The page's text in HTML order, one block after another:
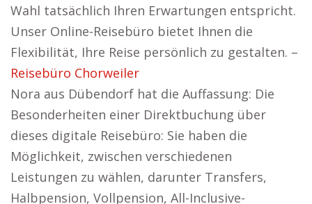
Wahl tatsächlich Ihren Erwartungen entspricht.
Unser Online-Reisebüro bietet Ihnen die
Flexibilität, Ihre Reise persönlich zu gestalten. –
Reisebüro Chorweiler
Nora aus Dübendorf hat die Auffassung: Die
Besonderheiten einer Direktbuchung über
dieses digitale Reisebüro: Sie haben die
Möglichkeit, zwischen verschiedenen
Leistungen zu wählen, darunter Transfers,
Halbpension, Vollpension, All-Inclusive-